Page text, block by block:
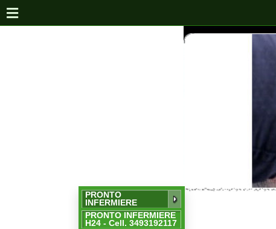
PRONTO INFERMIERE
H24 - Cell. 3493192117
TRATT.DOLORE